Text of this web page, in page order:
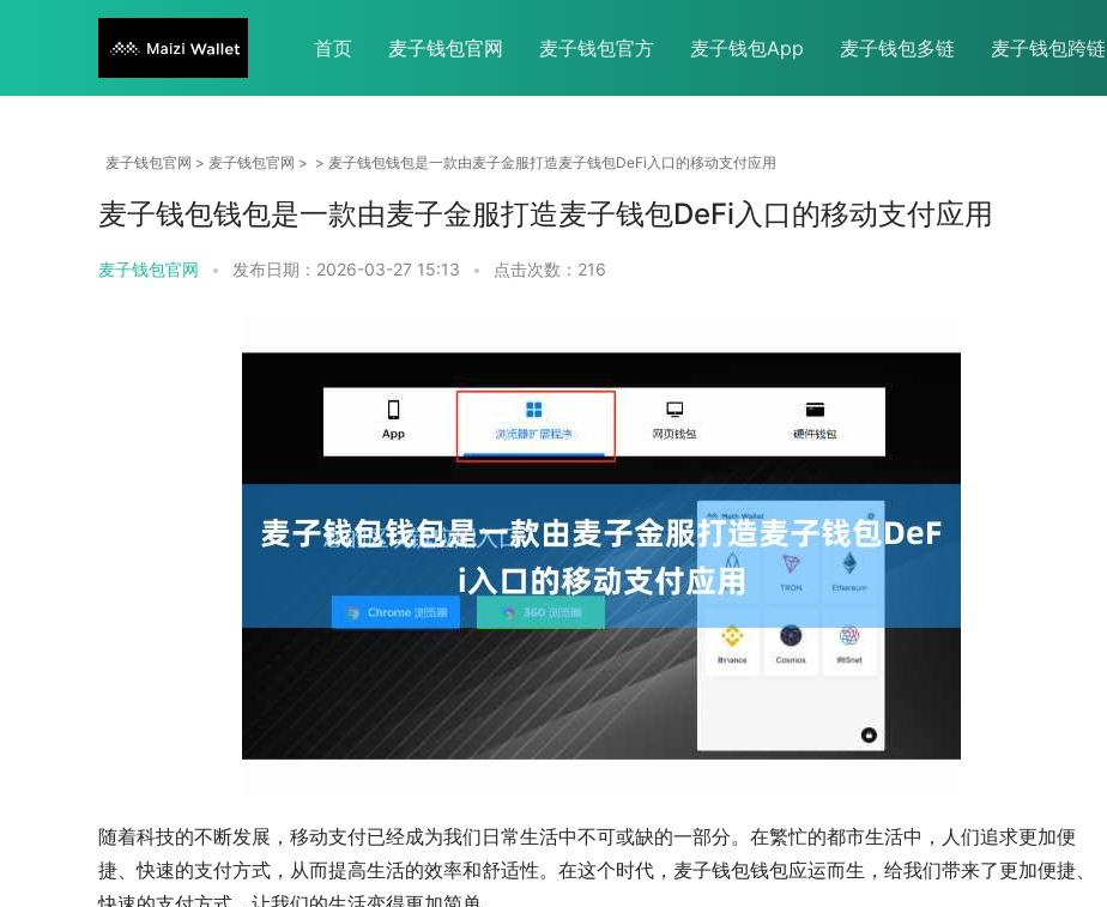
首页 麦子钱包官网 麦子钱包官方 麦子钱包App 麦子钱包多链 麦子钱包跨链
麦子钱包官网 > 麦子钱包官网 > > 麦子钱包钱包是一款由麦子金服打造麦子钱包DeFi入口的移动支付应用
麦子钱包钱包是一款由麦子金服打造麦子钱包DeFi入口的移动支付应用
麦子钱包官网 • 发布日期：2026-03-27 15:13 • 点击次数：216
随着科技的不断发展，移动支付已经成为我们日常生活中不可或缺的一部分。在繁忙的都市生活中，人们追求更加便
捷、快速的支付方式，从而提高生活的效率和舒适性。在这个时代，麦子钱包钱包应运而生，给我们带来了更加便捷、